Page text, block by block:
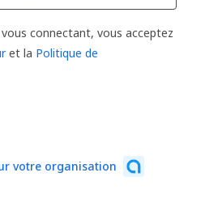
connectant, vous acceptez
et la Politique de
votre organisation